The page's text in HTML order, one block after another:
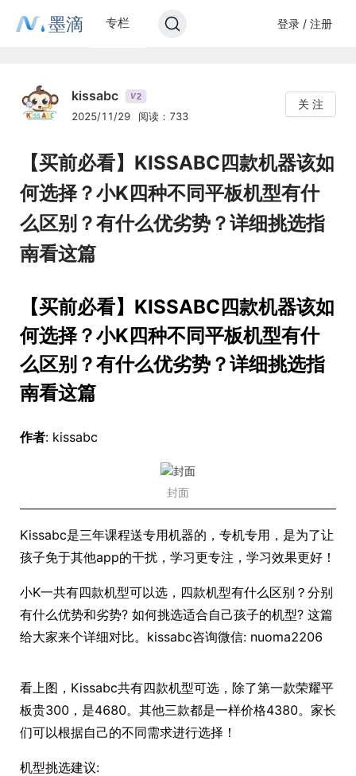
墨滴 专栏 登录 / 注册
kissabc V2
2025/11/29 阅读：733
关 注
【买前必看】KISSABC四款机器该如
何选择？小K四种不同平板机型有什
么区别？有什么优劣势？详细挑选指
南看这篇
【买前必看】KISSABC四款机器该如
何选择？小K四种不同平板机型有什
么区别？有什么优劣势？详细挑选指
南看这篇
作者: kissabc
封面
Kissabc是三年课程送专用机器的，专机专用，是为了让
孩子免于其他app的干扰，学习更专注，学习效果更好！
小K一共有四款机型可以选，四款机型有什么区别？分别
有什么优势和劣势? 如何挑选适合自己孩子的机型? 这篇
给大家来个详细对比。kissabc咨询微信: nuoma2206
看上图，Kissabc共有四款机型可选，除了第一款荣耀平
板贵300，是4680。其他三款都是一样价格4380。家长
们可以根据自己的不同需求进行选择！
机型挑选建议: